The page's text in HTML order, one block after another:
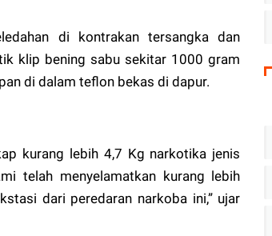
di kontrakan tersangka dan
klip bening sabu sekitar 1000 gram
di dalam teflon bekas di dapur.
kurang lebih 4,7 Kg narkotika jenis
telah menyelamatkan kurang lebih
dari peredaran narkoba ini,” ujar